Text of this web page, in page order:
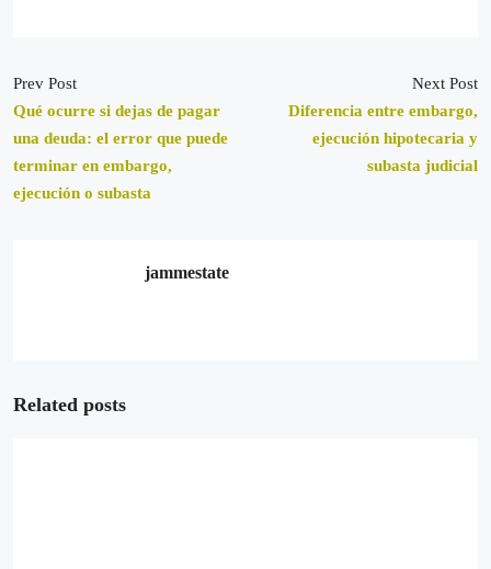
Prev Post
Qué ocurre si dejas de pagar
una deuda: el error que puede
terminar en embargo,
ejecución o subasta
Next Post
Diferencia entre embargo,
ejecución hipotecaria y
subasta judicial
jammestate
Related posts